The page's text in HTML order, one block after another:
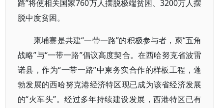
路”将使相关国家760万人摆脱极端贫困、3200万人摆
脱中度贫困。
柬埔寨是共建“一带一路”的积极参与者，柬“五角
战略”与“一带一路”倡议高度契合。在西哈努克省波雷
诺县，作为“一带一路”中柬务实合作的样板工程，蓬
勃发展的西哈努克港经济特区现已成为该省经济发展
的“火车头”。经过多年持续建设发展，西港特区已有